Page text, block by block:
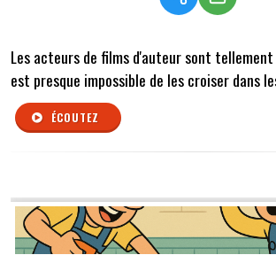
Les acteurs de films d'auteur sont tellement
est presque impossible de les croiser dans
ÉCOUTEZ